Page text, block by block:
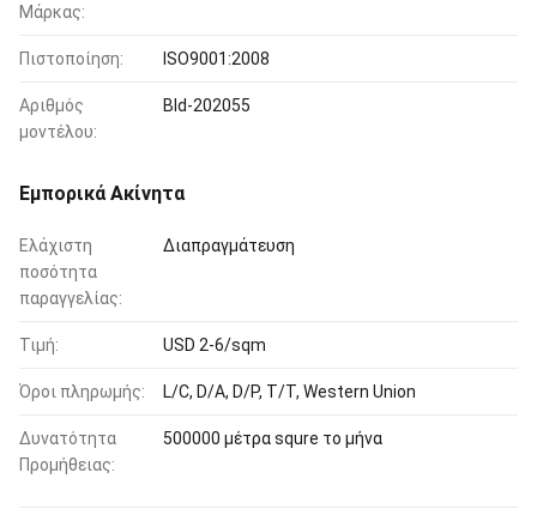
Μάρκας:
Πιστοποίηση: ISO9001:2008
Αριθμός
μοντέλου:
Bld-202055
Εμπορικά Ακίνητα
Ελάχιστη
ποσότητα
παραγγελίας:
Διαπραγμάτευση
Τιμή: USD 2-6/sqm
Όροι πληρωμής: L/C, D/A, D/P, T/T, Western Union
Δυνατότητα
Προμήθειας:
500000 μέτρα squre το μήνα